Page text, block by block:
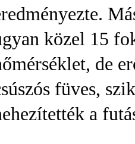
közel 15
de
füves,
a